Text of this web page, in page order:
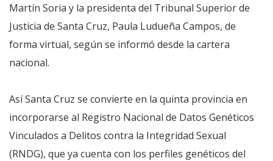
Martín Soria y la presidenta del Tribunal Superior de
Justicia de Santa Cruz, Paula Ludueña Campos, de
forma virtual, según se informó desde la cartera
nacional.
Así Santa Cruz se convierte en la quinta provincia en
incorporarse al Registro Nacional de Datos Genéticos
Vinculados a Delitos contra la Integridad Sexual
(RNDG), que ya cuenta con los perfiles genéticos del